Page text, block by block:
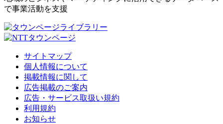
で事業活動を支援
サイトマップ
個人情報について
掲載情報に関して
広告掲載のご案内
広告・サービス取扱い規約
利用規約
お知らせ